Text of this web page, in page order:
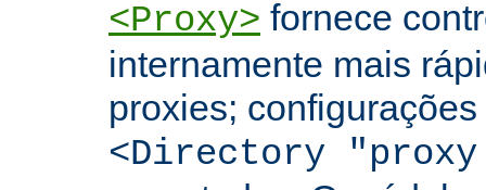
<Proxy> fornece
internamente mais
proxies;
<Directory